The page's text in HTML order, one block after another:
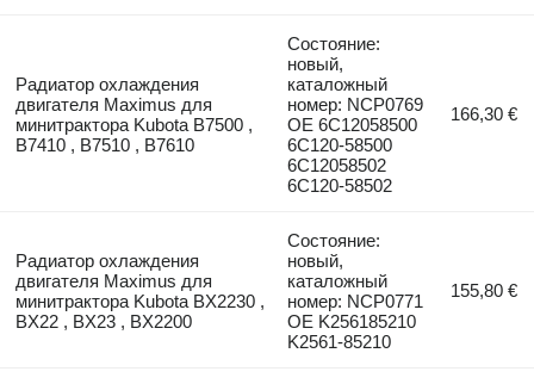
Радиатор охлаждения
двигателя Maximus для
минитрактора Kubota B7500 ,
B7410 , B7510 , B7610
Состояние:
новый,
каталожный
номер: NCP0769
OE 6C12058500
6C120-58500
6C12058502
6C120-58502
166,30 €
Радиатор охлаждения
двигателя Maximus для
минитрактора Kubota BX2230 ,
BX22 , BX23 , BX2200
Состояние:
новый,
каталожный
номер: NCP0771
OE K256185210
K2561-85210
155,80 €